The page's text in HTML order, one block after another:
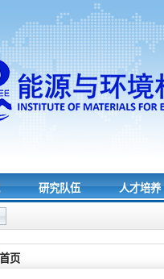
研究队伍 人才培养
首页